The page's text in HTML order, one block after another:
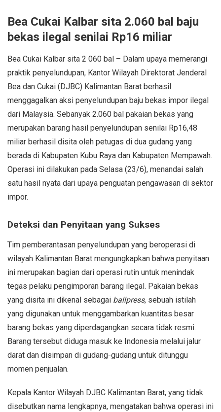
Bea Cukai Kalbar sita 2.060 bal baju
bekas ilegal senilai Rp16 miliar
Bea Cukai Kalbar sita 2 060 bal – Dalam upaya memerangi
praktik penyelundupan, Kantor Wilayah Direktorat Jenderal
Bea dan Cukai (DJBC) Kalimantan Barat berhasil
menggagalkan aksi penyelundupan baju bekas impor ilegal
dari Malaysia. Sebanyak 2.060 bal pakaian bekas yang
merupakan barang hasil penyelundupan senilai Rp16,48
miliar berhasil disita oleh petugas di dua gudang yang
berada di Kabupaten Kubu Raya dan Kabupaten Mempawah.
Operasi ini dilakukan pada Selasa (23/6), menandai salah
satu hasil nyata dari upaya penguatan pengawasan di sektor
impor.
Deteksi dan Penyitaan yang Sukses
Tim pemberantasan penyelundupan yang beroperasi di
wilayah Kalimantan Barat mengungkapkan bahwa penyitaan
ini merupakan bagian dari operasi rutin untuk menindak
tegas pelaku pengimporan barang ilegal. Pakaian bekas
yang disita ini dikenal sebagai ballpress, sebuah istilah
yang digunakan untuk menggambarkan kuantitas besar
barang bekas yang diperdagangkan secara tidak resmi.
Barang tersebut diduga masuk ke Indonesia melalui jalur
darat dan disimpan di gudang-gudang untuk ditunggu
momen penjualan.
Kepala Kantor Wilayah DJBC Kalimantan Barat, yang tidak
disebutkan nama lengkapnya, mengatakan bahwa operasi ini